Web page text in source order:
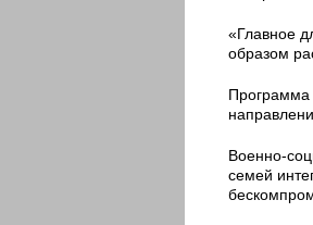
«Главное
образом
Программа
Военно-
семей